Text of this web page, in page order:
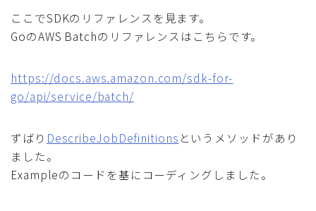
ここでSDKのリファレンスを見ます。
GoのAWS Batchのリファレンスはこちらです。
https://docs.aws.amazon.com/sdk-for-
go/api/service/batch/
ずばり DescribeJobDefinitions というメソッドがあり
ました。
Exampleのコードを基にコーディングしました。